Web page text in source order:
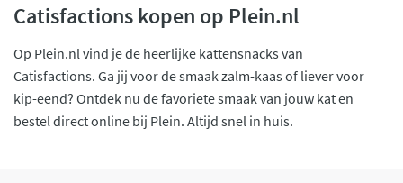
Catisfactions kopen op Plein.nl
Op Plein.nl vind je de heerlijke kattensnacks van
Catisfactions. Ga jij voor de smaak zalm-kaas of liever voor
kip-eend? Ontdek nu de favoriete smaak van jouw kat en
bestel direct online bij Plein. Altijd snel in huis.